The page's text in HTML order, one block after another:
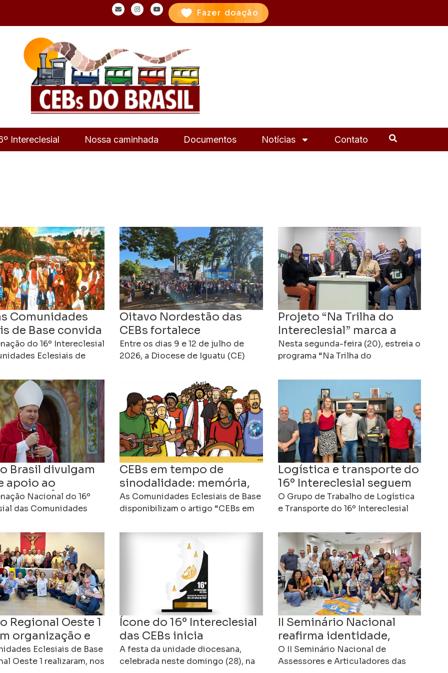
Fazer doação
Intereclesial Nossa caminhada Documentos Notícias Contato
Comunidades
de Base convida
esperança e
rumo ao
do 16º Intereclesial
Eclesiais de
as
a viverem desde já
Oitavo Nordestão das
CEBs fortalece
protagonismo das
juventudes e anima
Entre os dias 9 e 12 de julho de
2026, a Diocese de Iguatu (CE)
Comunidades Eclesiais de Base
Projeto “Na Trilha do
Intereclesial” marca a
contagem regressiva
para o 16º Intereclesial
Nesta segunda-feira (20), estreia o
programa “Na Trilha do
informação, formação e comunhão
criado para apresentar os
preparativos do 16º
Brasil divulgam
apoio ao
Dom Ângelo
Nacional do 16º
das Comunidades
nota pública de
e apoio ao arcebispo
CEBs em tempo de
sinodalidade: memória,
comunhão e missão para
o futuro da Igreja
As Comunidades Eclesiais de Base
disponibilizam o artigo “CEBs em
por Edebrande Cavalieri, que
propõe uma reflexão sobre a
Logística e transporte do
16º Intereclesial seguem
em organização em
Cachoeiro
O Grupo de Trabalho de Logística
e Transporte do 16º Intereclesial
Base realizou mais uma reunião de
planejamento, dando continuidade
Regional Oeste 1
organização e
com a
Eclesiais de Base
Oeste 1 realizaram, nos
Ícone do 16º Intereclesial
das CEBs inicia
peregrinação pela
Diocese de Cachoeiro de
A festa da unidade diocesana,
celebrada neste domingo (28), na
II Seminário Nacional
reafirma identidade,
missão e desafios das
CEBs no Brasil
O II Seminário Nacional de
Assessores e Articuladores das